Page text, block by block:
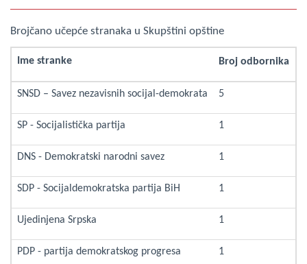
Naseljena mjesta
Zanimljivosti
O Načelniku
Zamjenik načelnika
Izvještaj o radu načelnika
Statut Opštine
Brojčano učepće stranaka u Skupštini opštine
Ime stranke Broj odbornika
SNSD – Savez nezavisnih socijal-demokrata 5
SP - Socijalistička partija 1
DNS - Demokratski narodni savez 1
SDP - Socijaldemokratska partija BiH 1
Ujedinjena Srpska 1
PDP - partija demokratskog progresa 1